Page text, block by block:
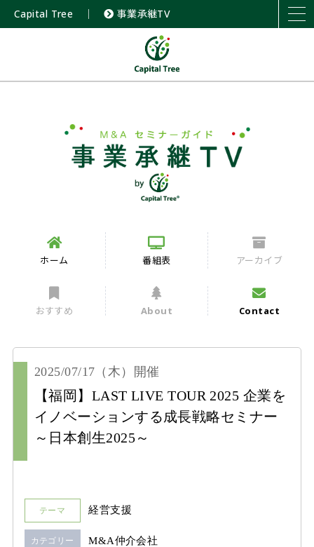
Capital Tree ｜ 事業承継TV
ホーム 番組表 アーカイブ
おすすめ About Contact
2025/07/17 （木） 開催
【福岡】LAST LIVE TOUR 2025 企業を
イノベーションする成長戦略セミナー
～日本創生2025～
カテゴリー M&A仲介会社
テーマ 経営支援